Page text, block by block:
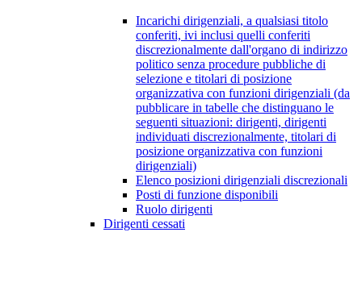
Incarichi dirigenziali, a qualsiasi titolo
conferiti, ivi inclusi quelli conferiti
discrezionalmente dall'organo di indirizzo
politico senza procedure pubbliche di
selezione e titolari di posizione
organizzativa con funzioni dirigenziali (da
pubblicare in tabelle che distinguano le
seguenti situazioni: dirigenti, dirigenti
individuati discrezionalmente, titolari di
posizione organizzativa con funzioni
dirigenziali)
Elenco posizioni dirigenziali discrezionali
Posti di funzione disponibili
Ruolo dirigenti
Dirigenti cessati